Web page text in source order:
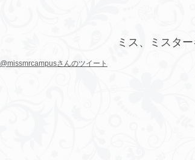
ミス、ミスタ
@missmrcampusさんのツイート